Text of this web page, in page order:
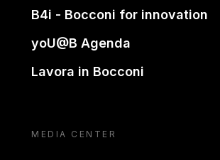
B4i - Bocconi for innovation
yoU@B Agenda
Lavora in Bocconi
MEDIA CENTER